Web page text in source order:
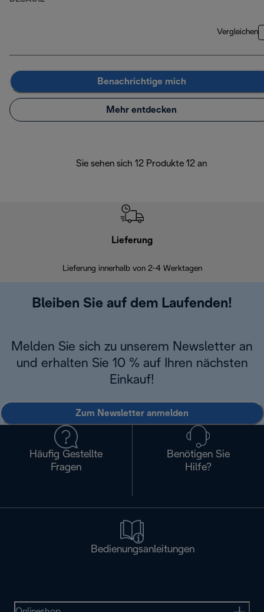
Vergleichen
Benachrichtige mich
Mehr entdecken
Sie sehen sich 12 Produkte 12 an
Lieferung
Lieferung innerhalb von 2-4 Werktagen
Bleiben Sie auf dem Laufenden!
Melden Sie sich zu unserem Newsletter an
und erhalten Sie 10 % auf Ihren nächsten
Einkauf!
Zum Newsletter anmelden
Häufig Gestellte
Fragen
Benötigen Sie
Hilfe?
Bedienungsanleitungen